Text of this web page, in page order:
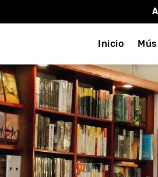
Inicio